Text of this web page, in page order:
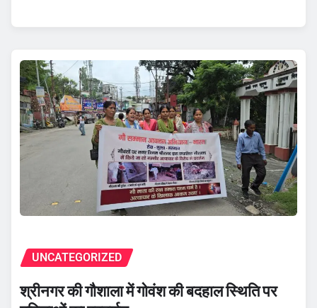
UNCATEGORIZED
श्रीनगर की गौशाला में गोवंश की बदहाल स्थिति पर